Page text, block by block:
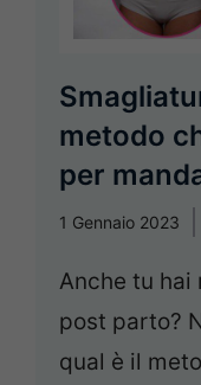
metodo
per
1 Gennaio 2023
Anche tu hai
post parto?
qual è il